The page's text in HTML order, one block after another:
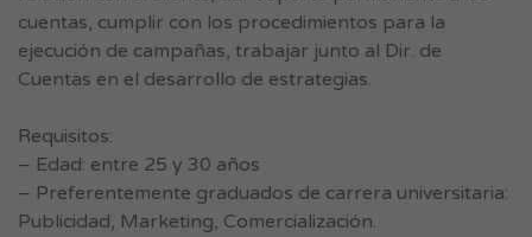
cuentas, cumplir con los procedimientos para la
ejecución de campañas, trabajar junto al Dir. de
Cuentas en el desarrollo de estrategias.
Requisitos:
– Edad: entre 25 y 30 años
– Preferentemente graduados de carrera universitaria:
Publicidad, Marketing, Comercialización.